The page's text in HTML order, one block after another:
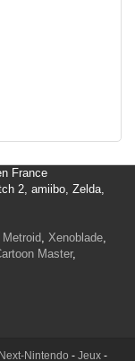
France
2, amiibo, Zelda,
Metroid, Xenoblade,
Master,
Next-Nintendo - Jeux-